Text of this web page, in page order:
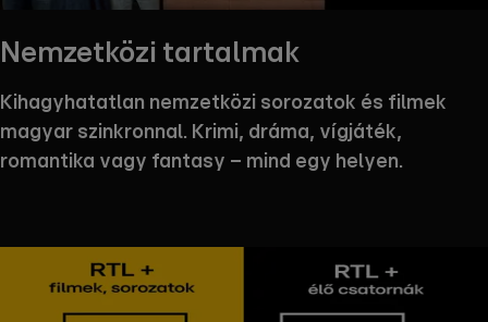
Nemzetközi tartalmak
Kihagyhatatlan nemzetközi sorozatok és filmek
magyar szinkronnal. Krimi, dráma, vígjáték,
romantika vagy fantasy – mind egy helyen.